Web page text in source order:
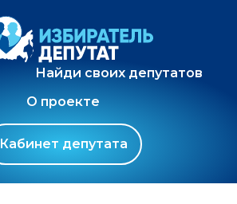
Найди своих депутатов
О проекте
Кабинет депутата